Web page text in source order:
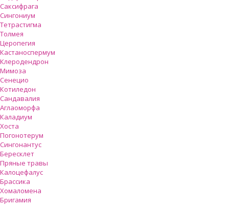
Саксифрага
Сингониум
Тетрастигма
Толмея
Церопегия
Кастаноспермум
Клеродендрон
Мимоза
Сенецио
Котиледон
Сандавалия
Аглаоморфа
Каладиум
Хоста
Погонотерум
Сингонантус
Бересклет
Пряные травы
Калоцефалус
Брассика
Хомаломена
Бригамия